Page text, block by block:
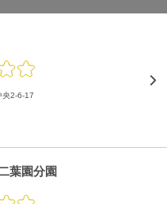
央2-6-17
葉園分園